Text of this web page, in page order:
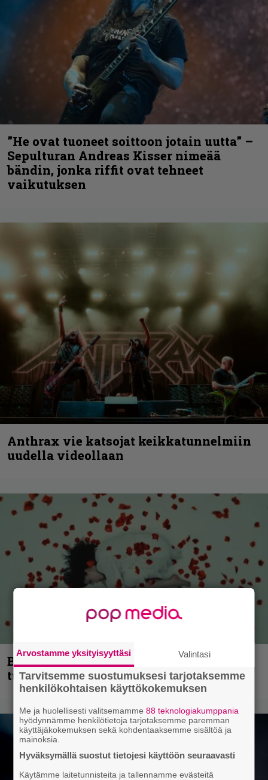
”He ovat tuoneet soittoon jotain uutta” –
Sepulturan Andreas Kisser nimeää
bändin, jonka riffit ovat tehneet
vaikutuksen
Anthrax vie katsojat keikkatunnelmiin
uudella videollaan
Blind Channel palaa rytinällä –
tuplasingle videoineen julki
Arvostamme yksityisyyttäsi Valintasi
Tarvitsemme suostumuksesi tarjotaksemme
henkilökohtaisen käyttökokemuksen
Me ja huolellisesti valitsemamme88 teknologiakumppania
hyödynnämme henkilötietoja tarjotaksemme paremman
käyttäjäkokemuksen sekä kohdentaaksemme sisältöä ja
mainoksia.
Hyväksymällä suostut tietojesi käyttöön seuraavasti
Käytämme laitetunnisteita ja tallennamme evästeitä